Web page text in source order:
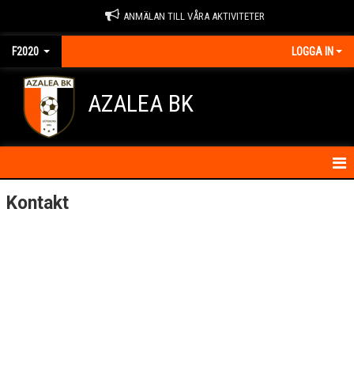
ANMÄLAN TILL VÅRA AKTIVITETER
F2020 LOGGA IN
AZALEA BK
HEM
Kontakt